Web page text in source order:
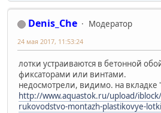
Denis_Che
Модератор
24 мая 2017, 11:53:24
лотки устраиваются в бетонной
фиксаторами или винтами.
недосмотрели, видимо. на вкладке
http://www.aquastok.ru/upload/
rukovodstvo-montazh-plastikovye-